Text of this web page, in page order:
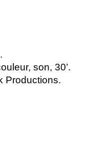
son, 30’.
Productions.